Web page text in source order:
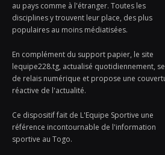
au pays comme à l'étranger. Toutes les
disciplines y trouvent leur place, des plus
populaires au moins médiatisées.
En complément du support papier, le site
lequipe228.tg, actualisé quotidiennement,
de relais numérique et propose une
réactive de l'actualité.
Ce dispositif fait de L'Equipe Sportive une
référence incontournable de l'information
sportive au Togo.